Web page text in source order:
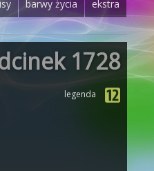
ekstra
barwy życia
1728
legenda